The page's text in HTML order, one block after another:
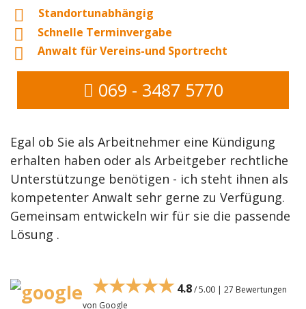
Standortunabhängig
Schnelle Terminvergabe
Anwalt für Vereins-und Sportrecht
069 - 3487 5770
Egal ob Sie als Arbeitnehmer eine Kündigung
erhalten haben oder als Arbeitgeber rechtliche
Unterstützunge benötigen - ich steht ihnen als
kompetenter Anwalt sehr gerne zu Verfügung.
Gemeinsam entwickeln wir für sie die passende
Lösung .
★★★★★ 4.8/ 5.00 | 27 Bewertungen
von Google